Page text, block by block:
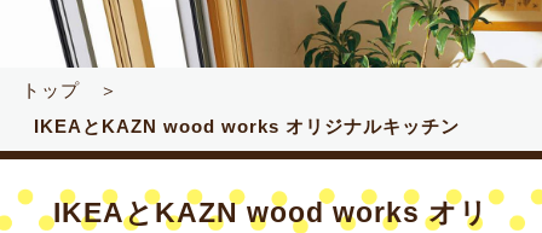
トップ ＞
IKEAとKAZN wood works オリジナルキッチン
IKEAとKAZN wood works オリ